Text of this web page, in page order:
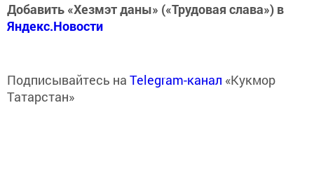
Добавить «Хезмэт даны» («Трудовая слава») в
Яндекс.Новости
Подписывайтесь на Telegram-канал «Кукмор
Татарстан»